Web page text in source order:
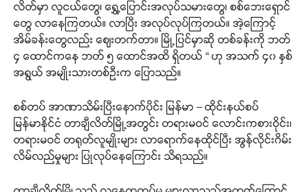
လိတ်မှာ လူငယ်တွေ၊ ရွှေ့ပြောင်းအလုပ်သမားတွေ၊ စစ်ဘေးရှောင်
တွေ လာနေကြတယ်။ လာပြီး အလုပ်လုပ်ကြတယ်။ အဲ့ကြောင့်
အိမ်ခန်းတွေလည်း ဈေးတက်တာ။ မြို့ပြင်မှာဆို တစ်ခန်းကို ဘတ်
၄ ထောင်ကနေ ဘတ် ၅ ထောင်အထိ ရှိတယ် “ ဟု အသက် ၄၀ နှစ်
အရွယ် အမျိုးသားတစ်ဦးက ပြောသည်။
စစ်တပ် အာဏာသိမ်းပြီးနောက်ပိုင်း မြန်မာ – ထိုင်းနယ်စပ်
မြန်မာနိုင်ငံ တာချီလိတ်မြို့အတွင်း တရားမဝင် လောင်းကစားဝိုင်း၊
တရားမဝင် တရုတ်လူမျိုးများ လာရောက်နေထိုင်ပြီး အွန်လိုင်းဂိမ်း
လိမ်လည်မှုများ ပြုလုပ်နေကြောင်း သိရသည်။